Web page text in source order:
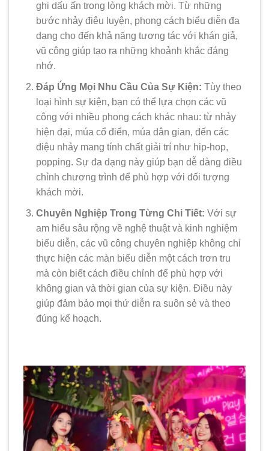
ghi dấu ấn trong lòng khách mời. Từ những
bước nhảy điêu luyện, phong cách biểu diễn đa
dạng cho đến khả năng tương tác với khán giả,
vũ công giúp tạo ra những khoảnh khắc đáng
nhớ.
Đáp Ứng Mọi Nhu Cầu Của Sự Kiện: Tùy theo
loại hình sự kiện, bạn có thể lựa chọn các vũ
công với nhiều phong cách khác nhau: từ nhảy
hiện đại, múa cổ điển, múa dân gian, đến các
điệu nhảy mang tính chất giải trí như hip-hop,
popping. Sự đa dạng này giúp bạn dễ dàng điều
chỉnh chương trình để phù hợp với đối tượng
khách mời.
Chuyên Nghiệp Trong Từng Chi Tiết: Với sự
am hiểu sâu rộng về nghệ thuật và kinh nghiệm
biểu diễn, các vũ công chuyên nghiệp không chỉ
thực hiện các màn biểu diễn một cách trơn tru
mà còn biết cách điều chỉnh để phù hợp với
không gian và thời gian của sự kiện. Điều này
giúp đảm bảo mọi thứ diễn ra suôn sẻ và theo
đúng kế hoạch.